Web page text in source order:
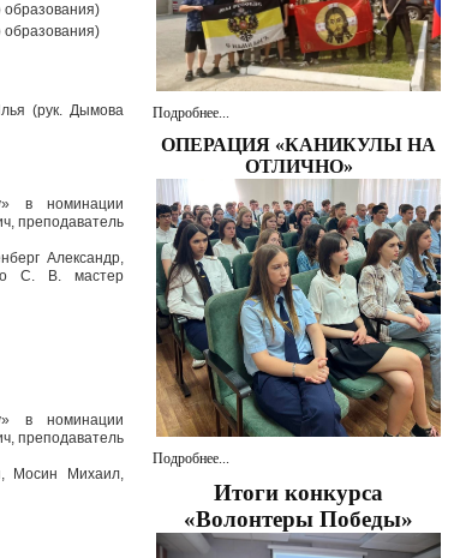
образования)
образования)
(рук. Дымова
в номинации
преподаватель
Александр,
С. В. мастер
в номинации
преподаватель
Мосин Михаил,
Подробнее...
ОПЕРАЦИЯ «КАНИКУЛЫ НА
ОТЛИЧНО»
Подробнее...
Итоги конкурса
«Волонтеры Победы»